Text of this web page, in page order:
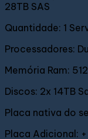
28TB SAS
Quantidade: 1
Processadores:
Memória Ram:
Discos: 2x 14TB
Placa nativa do
Placa Adicional: